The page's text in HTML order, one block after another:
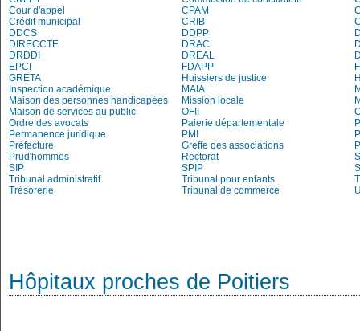
Cour d'appel
CPAM
Crédit municipal
CRIB
DDCS
DDPP
DIRECCTE
DRAC
DRDDI
DREAL
EPCI
FDAPP
GRETA
Huissiers de justice
Inspection académique
MAIA
Maison des personnes handicapées
Mission locale
Maison de services au public
OFII
Ordre des avocats
Paierie départementale
Permanence juridique
PMI
Préfecture
Greffe des associations
Prud'hommes
Rectorat
SIP
SPIP
Tribunal administratif
Tribunal pour enfants
Trésorerie
Tribunal de commerce
Hôpitaux proches de Poitiers